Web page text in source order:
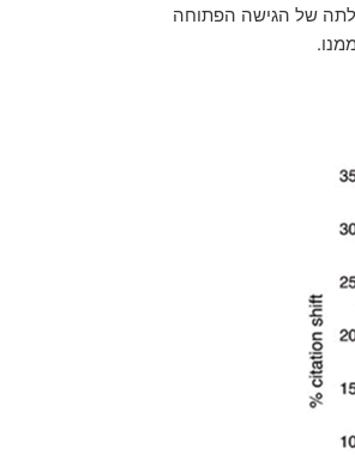
של הגישה הפתוחה